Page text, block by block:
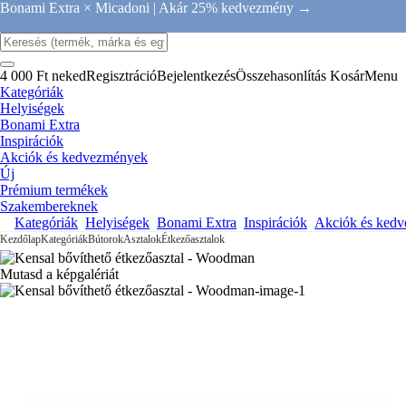
Bonami Extra × Micadoni | Akár 25% kedvezmény →
4 000 Ft nekedRegisztrációBejelentkezésÖsszehasonlítás KosárMenu
Kategóriák
Helyiségek
Bonami Extra
Inspirációk
Akciók és kedvezmények
Új
Prémium termékek
Szakembereknek
Kategóriák Helyiségek Bonami Extra Inspirációk Akciók és
KezdőlapKategóriákBútorokAsztalokÉtkezőasztalok
Mutasd a képgalériát